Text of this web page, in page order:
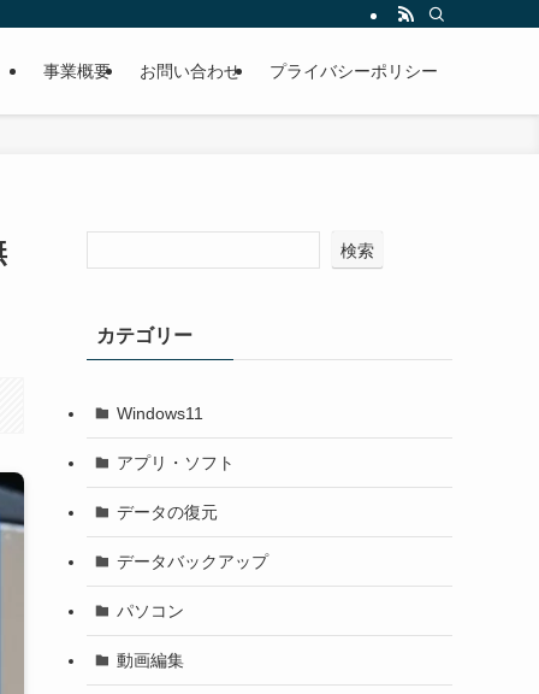
事業概要 お問い合わせ プライバシーポリシー
検索
カテゴリー
Windows11
アプリ・ソフト
データの復元
データバックアップ
パソコン
動画編集